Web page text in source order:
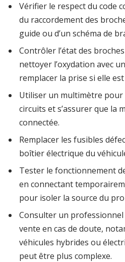
Vérifier le respect du code
du raccordement des
guide ou d’un schéma de
Contrôler l’état des
nettoyer l’oxydation avec
remplacer la prise si elle
Utiliser un multimètre
circuits et s’assurer que la
connectée.
Remplacer les fusibles
boîtier électrique du
Tester le fonctionnement
en connectant
pour isoler la source du
Consulter un
vente en cas de doute,
véhicules hybrides ou
peut être plus complexe.